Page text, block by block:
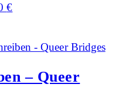
€
– Queer